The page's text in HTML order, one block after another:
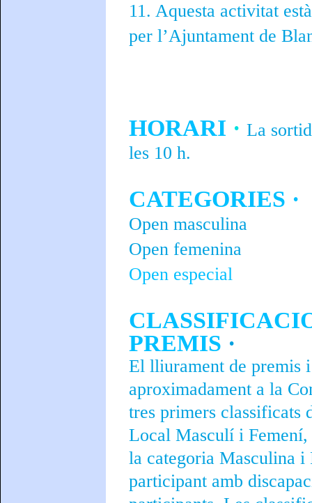
11. Aquesta activitat
per l’Ajuntament de
HORARI · La
les 10 h.
CATEGORIES ·
Open masculina
Open femenina
Open especial
PREMIS ·
El lliurament de premis i
aproximadament a la
tres primers classificats
Local Masculí i
la categoria Masculina i
participant amb